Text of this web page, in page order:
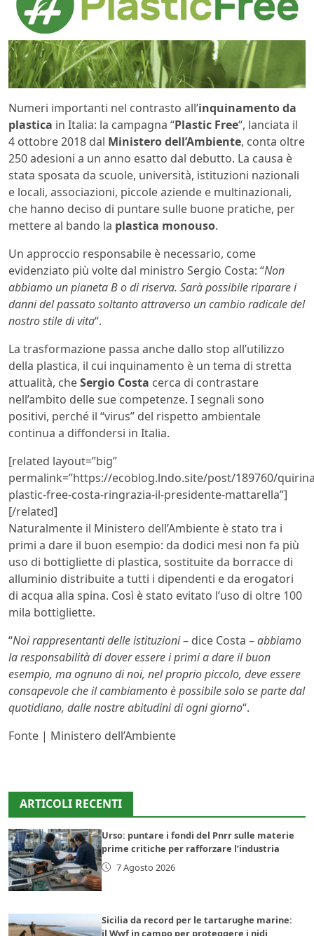
Numeri importanti nel contrasto all’inquinamento da
plastica in Italia: la campagna “Plastic Free“, lanciata il
4 ottobre 2018 dal Ministero dell’Ambiente, conta oltre
250 adesioni a un anno esatto dal debutto. La causa è
stata sposata da scuole, università, istituzioni nazionali
e locali, associazioni, piccole aziende e multinazionali,
che hanno deciso di puntare sulle buone pratiche, per
mettere al bando la plastica monouso.
Un approccio responsabile è necessario, come
evidenziato più volte dal ministro Sergio Costa: “Non
abbiamo un pianeta B o di riserva. Sarà possibile riparare i
danni del passato soltanto attraverso un cambio radicale del
nostro stile di vita“.
La trasformazione passa anche dallo stop all’utilizzo
della plastica, il cui inquinamento è un tema di stretta
attualità, cheSergio Costa cerca di contrastare
nell’ambito delle sue competenze. I segnali sono
positivi, perché il “virus” del rispetto ambientale
continua a diffondersi in Italia.
[related layout=”big”
permalink=”https://ecoblog.lndo.site/post/189760/
plastic-free-costa-ringrazia-il-presidente-mattarella”]
[/related]
Naturalmente il Ministero dell’Ambiente è stato tra i
primi a dare il buon esempio: da dodici mesi non fa più
uso di bottigliette di plastica, sostituite da borracce di
alluminio distribuite a tutti i dipendenti e da erogatori
di acqua alla spina. Così è stato evitato l’uso di oltre 100
mila bottigliette.
“Noi rappresentanti delle istituzioni– dice Costa –abbiamo
la responsabilità di dover essere i primi a dare il buon
esempio, ma ognuno di noi, nel proprio piccolo, deve essere
consapevole che il cambiamento è possibile solo se parte dal
quotidiano, dalle nostre abitudini di ogni giorno“.
Fonte | Ministero dell’Ambiente
ARTICOLI RECENTI
Urso: puntare i fondi del Pnrr sulle materie
prime critiche per rafforzare l’industria
7 Agosto 2026
Sicilia da record per le tartarughe marine:
il Wwf in campo per proteggere i nidi